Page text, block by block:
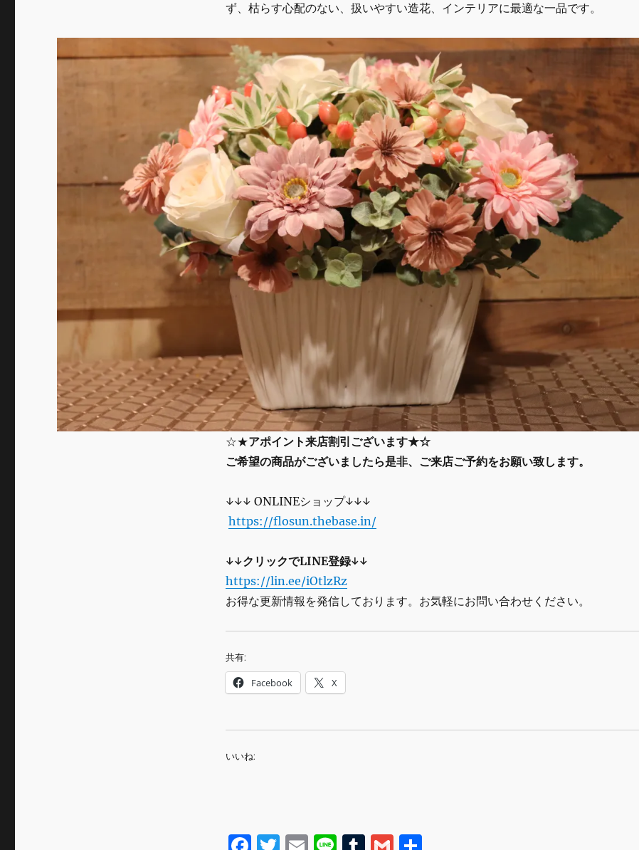
ず、枯らす心配のない、扱いやすい造花、インテリアに最適な一品です。
☆★アポイント来店割引ございます★☆
ご希望の商品がございましたら是非、ご来店ご予約をお願い致します。
↓↓↓ ONLINEショップ↓↓↓
https://flosun.thebase.in/
↓↓クリックでLINE登録↓↓
https://lin.ee/iOtlzRz
お得な更新情報を発信しております。お気軽にお問い合わせください。
共有:
Facebook X
いいね: